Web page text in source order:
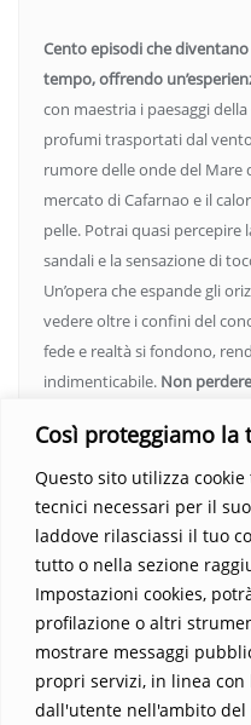
Così proteggiamo la
Questo sito utilizza
tecnici necessari per il
laddove rilasciassi il tuo
tutto o nella sezione
Impostazioni cookies,
profilazione o altri
mostrare messaggi
propri servizi, in linea
dall'utente nell'ambito
Cento episodi che
tempo, offrendo
con maestria i paesaggi
profumi trasportati dal
rumore delle onde del Mare
mercato di Cafarnao e il
pelle. Potrai quasi
sandali e la sensazione di
Un’opera che espande gli
vedere oltre i confini del
fede e realtà si fondono,
indimenticabile. Non
Parola trasformi la tua vita.
Home